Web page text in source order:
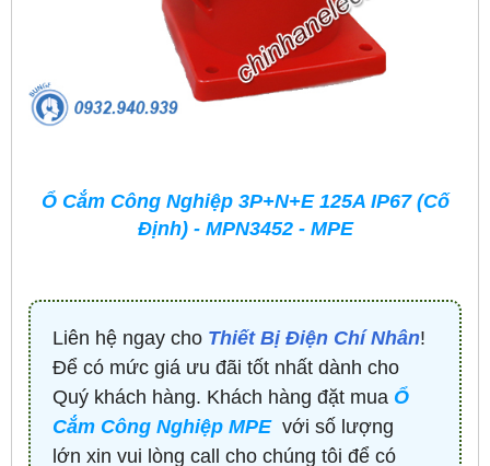
Ổ Cắm Công Nghiệp 3P+N+E 125A IP67 (Cố
Định) - MPN3452 - MPE
Liên hệ ngay cho Thiết Bị Điện Chí Nhân!
Để có mức giá ưu đãi tốt nhất dành cho
Quý khách hàng. Khách hàng đặt mua Ổ
Cắm Công Nghiệp MPEvới số lượng
lớn xin vui lòng call cho chúng tôi để có